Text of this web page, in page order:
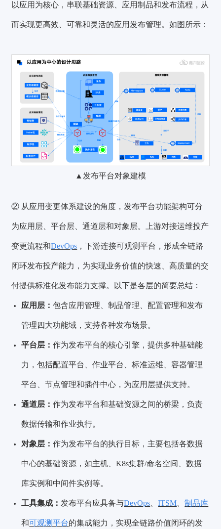
以应用为核心，串联基础资源、应用制品和发布流程，从
而实现更高效、可靠和灵活的应用发布管理。如图所示：
▲发布平台对象建模
② 从应用变更体系建设的角度，发布平台功能架构可分
为应用层、平台层、通道层和对象层。上游对接运维投产
变更流程和DevOps ，下游连接可观测平台，形成全链路
闭环发布投产能力，为实现业务价值的快速、高质量的交
付提供标准化发布能力支撑。以下是各层的简要总结：
应用层：包含应用管理、制品管理、配置管理和发布
管理四大功能域，支持各种发布场景。
平台层：作为发布平台的核心引擎，提供多种基础能
力，包括配置平台、作业平台、标准运维、容器管理
平台、节点管理和插件中心，为应用层提供支持。
通道层：作为发布平台和基础资源之间的桥梁，负责
数据传输和作业执行。
对象层：作为发布平台的执行目标，主要包括各数据
中心的基础资源，如主机、K8s集群/命名空间、数据
库实例和中间件实例等。
工具集成： 发布平台应具备与DevOps 、ITSM 、制品库
和可观测平台的集成能力，实现全链路价值闭环的发